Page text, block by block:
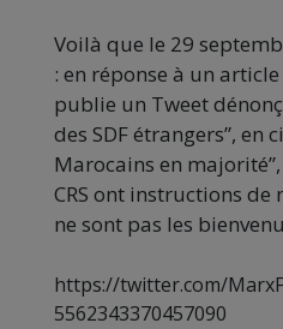
Voilà que le 29
: en réponse à un
publie un Tweet
des SDF étrangers”, en
Marocains en
CRS ont instructions de
ne sont pas les
https://twitter.com/
5562343370457090